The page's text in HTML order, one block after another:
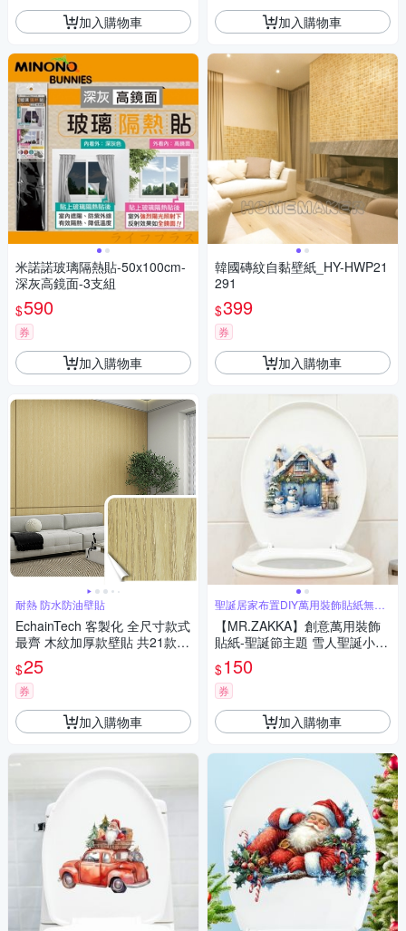
加入購物車
米諾諾玻璃隔熱貼-50x100cm-
深灰高鏡面-3支組
$590
券
加入購物車
耐熱 防水防油壁貼
EchainTech 客製化 全尺寸款式
最齊 木紋加厚款壁貼 共21款
寬幅90cm (牆貼/木紋貼/壁紙/
門貼/防水防油)
$25
券
加入購物車
加入購物車
韓國磚紋自黏壁紙_HY-HWP21
291
$399
券
加入購物車
聖誕居家布置DIY萬用裝飾貼紙無痕
牆貼
【MR.ZAKKA】創意萬用裝飾
貼紙-聖誕節主題 雪人聖誕小屋
居家節慶布置 DIY可移式壁貼
無痕壁貼 牆貼
$150
券
加入購物車